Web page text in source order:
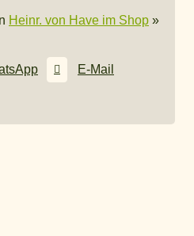
Heinr. von Have im Shop »
E-Mail